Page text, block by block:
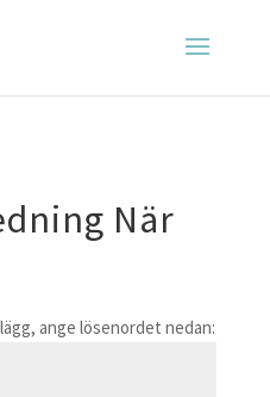
När
ange lösenordet nedan: